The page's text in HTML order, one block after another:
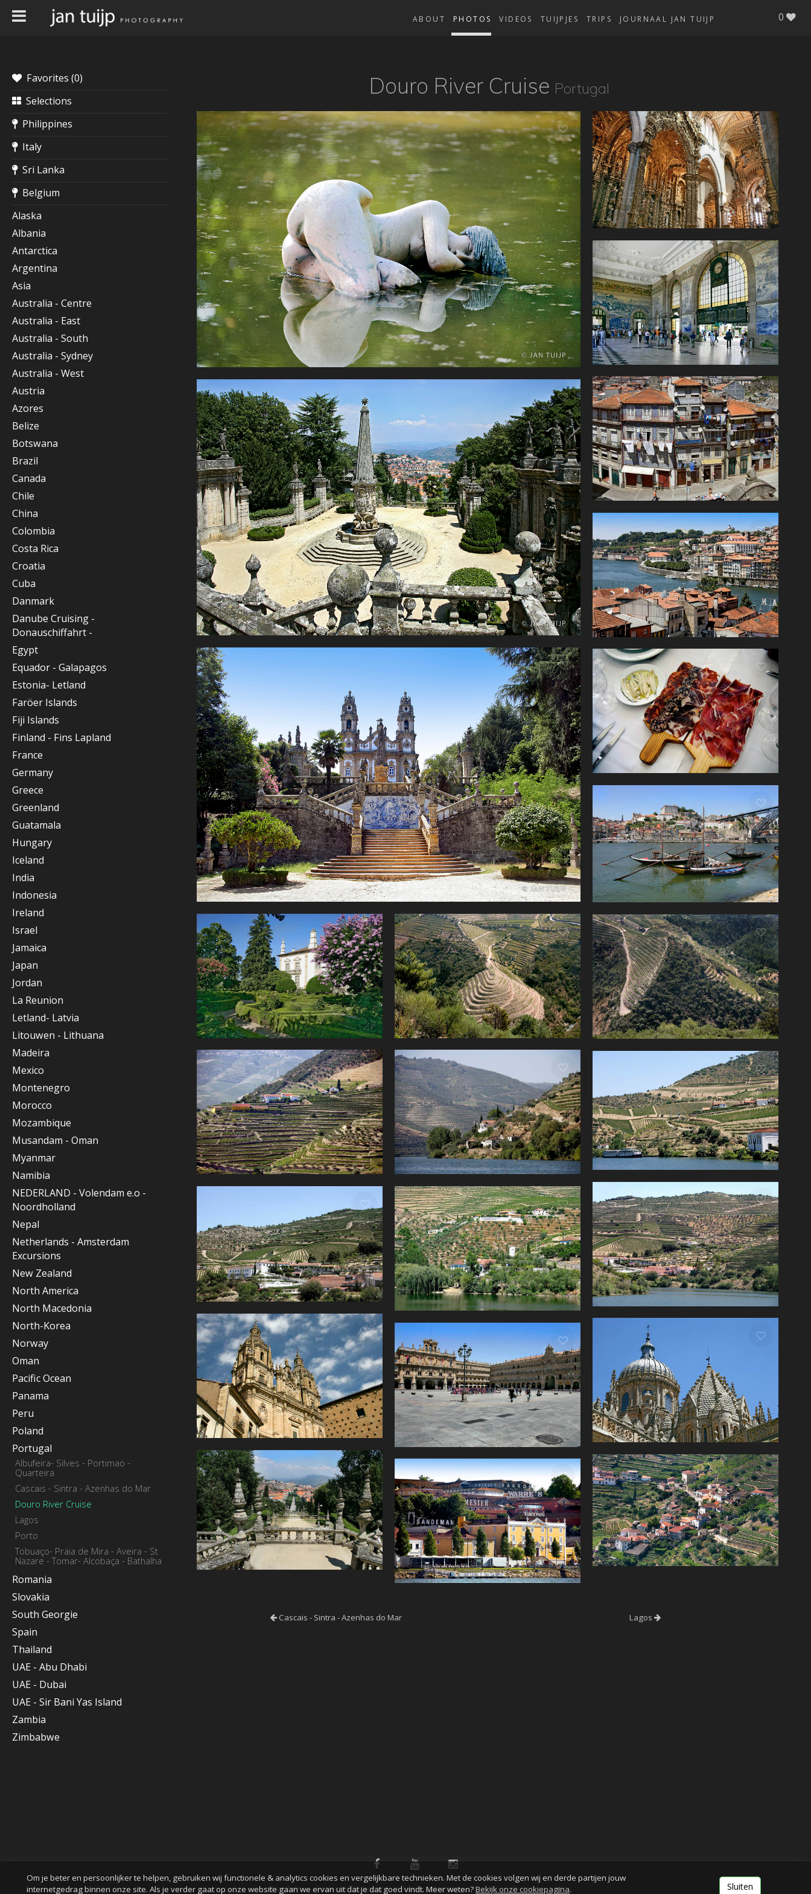
JOURNAAL JAN TUIJP
TRIPS
TUIJPJES
VIDEOS
PHOTOS
ABOUT 0
Favorites (0)
Selections
Philippines
Italy
Sri Lanka
Belgium
Alaska
Albania
Antarctica
Argentina
Asia
Australia - Centre
Australia - East
Australia - South
Australia - Sydney
Australia - West
Austria
Azores
Belize
Botswana
Brazil
Canada
Chile
China
Colombia
Costa Rica
Croatia
Cuba
Danmark
Danube Cruising -
Donauschiffahrt -
Egypt
Equador - Galapagos
Estonia- Letland
Faröer Islands
Fiji Islands
Finland - Fins Lapland
France
Germany
Greece
Greenland
Guatamala
Hungary
Iceland
India
Indonesia
Ireland
Israel
Jamaica
Japan
Jordan
La Reunion
Letland- Latvia
Litouwen - Lithuana
Madeira
Mexico
Montenegro
Morocco
Mozambique
Musandam - Oman
Myanmar
Namibia
NEDERLAND - Volendam e.o -
Noordholland
Nepal
Netherlands - Amsterdam
Excursions
New Zealand
North America
North Macedonia
North-Korea
Norway
Oman
Pacific Ocean
Panama
Peru
Poland
Portugal
Albufeira- Silves - Portimao -
Quarteira
Cascais - Sintra - Azenhas do Mar
Douro River Cruise
Lagos
Porto
Tobuaço- Praia de Mira - Aveira - St
Nazare - Tomar- Alcobaça - Bathalha
Romania
Slovakia
South Georgie
Spain
Thailand
UAE - Abu Dhabi
UAE - Dubai
UAE - Sir Bani Yas Island
Zambia
Zimbabwe
Douro River Cruise Portugal
Cascais - Sintra - Azenhas do Mar Lagos
© Jan Tuijp Disclaimer & copyright Privacy statement Cookies Contact Login
Om je beter en persoonlijker te helpen, gebruiken wij functionele & analytics cookies en vergelijkbare technieken. Met de cookies volgen wij en derde partijen jouw
internetgedrag binnen onze site. Als je verder gaat op onze website gaan we ervan uit dat je dat goed vindt. Meer weten?Bekijk onze cookiepagina. Sluiten